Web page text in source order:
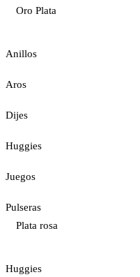
Oro Plata
Anillos
Aros
Dijes
Huggies
Juegos
Pulseras
Plata rosa
Huggies